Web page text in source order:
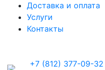
Доставка и оплата
Услуги
Контакты
+7 (812) 377-09-32